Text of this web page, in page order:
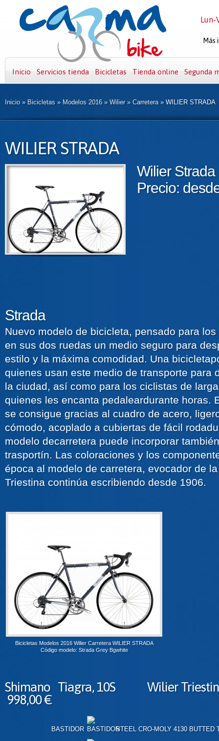
Inicio Servicios tienda Bicicletas Tienda online Segunda
Inicio » Bicicletas » Modelos 2016 » Wilier » Carretera » WILIER STRADA
WILIER STRADA
Wilier Strada
Precio:
Strada
Nuevo modelo de bicicleta, pensado para
en sus dos ruedas un medio seguro para
estilo y la máxima comodidad. Una
quienes usan este medio de transporte para
la ciudad, así como para los ciclistas de
quienes les encanta pedaleardurante horas.
se consigue gracias al cuadro de acero,
cómodo, acoplado a cubiertas de fácil
modelo decarretera puede incorporar
trasportín. Las coloraciones y los
época al modelo de carretera, evocador de
Triestina continúa escribiendo desde 1906.
Bicicletas Modelos 2016 Wilier Carretera WILIER STRADA
Código modelo: Strada Grey Bgwhite
Shimano Tiagra, 10S Wilier
998,00 €
BASTIDOR STEEL CRO-MOLY 4130 BUTTED
Lun-
Más